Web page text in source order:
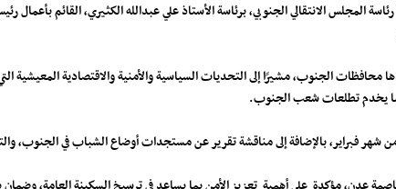
المجلس الانتقالي الجنوبي، برئاسة الأستاذ علي عبدالله الكثيري، القائم
الجنوب، مشيرًا إلى التحديات السياسية والأمنية والاقتصادية
بما يخدم تطلعات شعب الجنوب.
فبراير، بالإضافة إلى مناقشة تقرير عن مستجدات أوضاع الشباب في الجنوب،